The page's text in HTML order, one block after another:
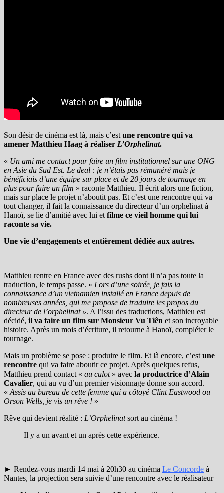
Son désir de cinéma est là, mais c’est une rencontre qui va
amener Matthieu Haag à réaliser L’Orphelinat.
« Un ami me contact pour faire un film institutionnel sur une ONG
en Asie du Sud Est. Le deal : je n’étais pas rémunéré mais je
bénéficiais d’une équipe sur place et de 20 jours de tournage en
plus pour faire un film » raconte Matthieu. Il écrit alors une fiction,
mais sur place le projet n’aboutit pas. Et c’est une rencontre qui va
tout changer, il fait la connaissance du directeur d’un orphelinat à
Hanoï, se lie d’amitié avec lui et filme ce vieil homme qui lui
raconte sa vie.
Une vie d’engagements et entièrement dédiée aux autres.
Matthieu rentre en France avec des rushs dont il n’a pas toute la
traduction, le temps passe. « Lors d’une soirée, je fais la
connaissance d’un vietnamien installé en France depuis de
nombreuses années, qui me propose de traduire les propos du
directeur de l’orphelinat ». A l’issu des traductions, Matthieu est
décidé, il va faire un film sur Monsieur Vu Tiên et son incroyable
histoire. Après un mois d’écriture, il retourne à Hanoï, compléter le
tournage.
Mais un problème se pose : produire le film. Et là encore, c’est une
rencontre qui va faire aboutir ce projet. Après quelques refus,
Matthieu prend contact « au culot» avec la productrice d’Alain
Cavalier, qui au vu d’un premier visionnage donne son accord.
« Assis au bureau de cette femme qui a côtoyé Clint Eastwood ou
Orson Wells, je vis un rêve ! »
Rêve qui devient réalité : L’Orphelinatsort au cinéma !
Il y a un avant et un après cette expérience.
► Rendez-vous mardi 14 mai à 20h30 au cinéma Le Concorde à
Nantes, la projection sera suivie d’une rencontre avec le réalisateur